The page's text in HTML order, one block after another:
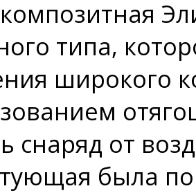
типа,
широкого
снаряд от
была